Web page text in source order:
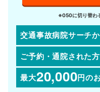
※050に切り替わ
交通事故病院サーチ
ご予約・通院された
最大20,000円の